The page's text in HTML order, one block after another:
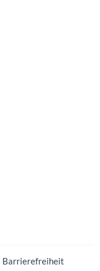
Barrierefreiheit